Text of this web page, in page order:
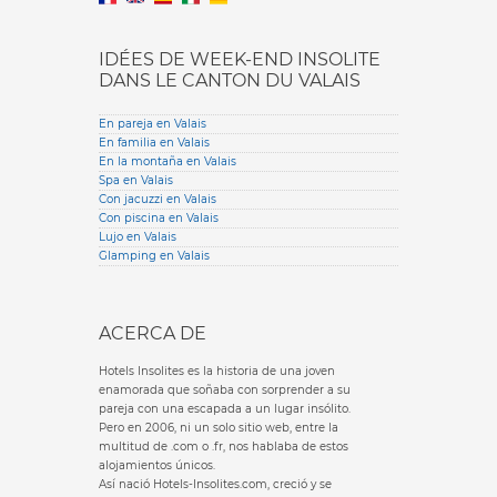
IDÉES DE WEEK-END INSOLITE
DANS LE CANTON DU VALAIS
En pareja en Valais
En familia en Valais
En la montaña en Valais
Spa en Valais
Con jacuzzi en Valais
Con piscina en Valais
Lujo en Valais
Glamping en Valais
ACERCA DE
Hotels Insolites es la historia de una joven
enamorada que soñaba con sorprender a su
pareja con una escapada a un lugar insólito.
Pero en 2006, ni un solo sitio web, entre la
multitud de .com o .fr, nos hablaba de estos
alojamientos únicos.
Así nació Hotels-Insolites.com, creció y se